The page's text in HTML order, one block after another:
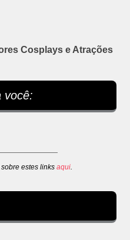
Cosplays e Atrações
você:
estes links aqui.